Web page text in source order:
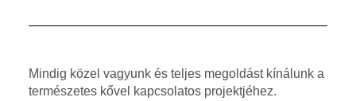
Mindig közel vagyunk és teljes megoldást kínálunk a
természetes kővel kapcsolatos projektjéhez.